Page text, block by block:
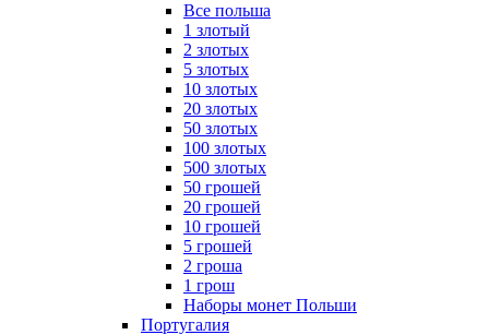
Все польша
1 злотый
2 злотых
5 злотых
10 злотых
20 злотых
50 злотых
100 злотых
500 злотых
50 грошей
20 грошей
10 грошей
5 грошей
2 гроша
1 грош
Наборы монет Польши
Португалия